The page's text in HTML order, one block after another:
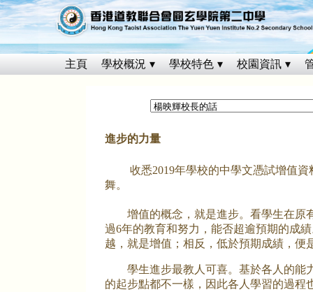
主頁 學校概況 學校特色 校園資訊
進步的力量
收悉2019年學校的中學文憑試增值資
舞。
增值的概念，就是進步。看學生在原
過6年的教育和努力，能否超逾預期的成
越，就是增值；相反，低於預期成績，便
學生進步最教人可喜。基於各人的能
的起步點都不一樣，因此各人學習的過程